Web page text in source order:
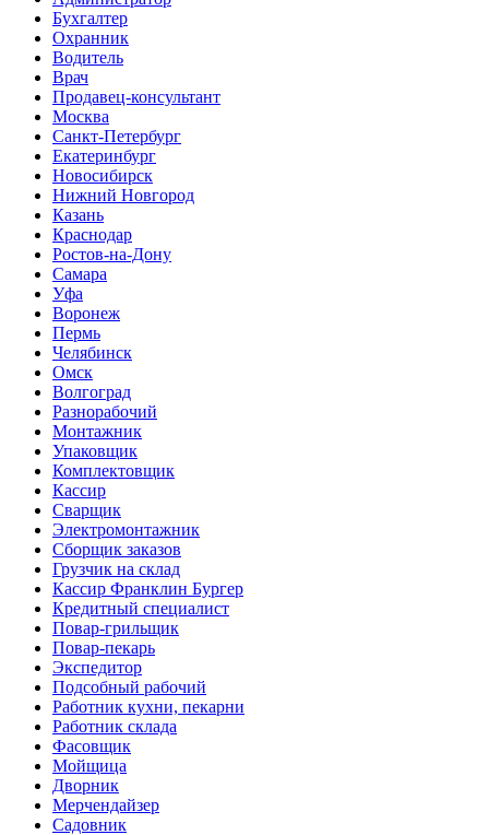
Бухгалтер
Охранник
Водитель
Врач
Продавец-консультант
Москва
Санкт-Петербург
Екатеринбург
Новосибирск
Нижний Новгород
Казань
Краснодар
Ростов-на-Дону
Самара
Уфа
Воронеж
Пермь
Челябинск
Омск
Волгоград
Разнорабочий
Монтажник
Упаковщик
Комплектовщик
Кассир
Сварщик
Электромонтажник
Сборщик заказов
Грузчик на склад
Кассир Франклин Бургер
Кредитный специалист
Повар-грильщик
Повар-пекарь
Экспедитор
Подсобный рабочий
Работник кухни, пекарни
Работник склада
Фасовщик
Мойщица
Дворник
Мерчендайзер
Садовник